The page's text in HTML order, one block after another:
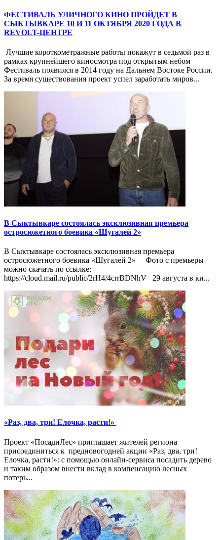
ФЕСТИВАЛЬ УЛИЧНОГО КИНО ПРОЙДЕТ В
СЫКТЫВКАРЕ 10 И 11 ОКТЯБРЯ 2020 ГОДА В
REVOLT-ЦЕНТРЕ
Лучшие короткометражные работы покажут в седьмой раз в
рамках крупнейшего киносмотра под открытым небом
Фестиваль появился в 2014 году на Дальнем Востоке России.
За время существования проект успел заработать миров...
В Сыктывкаре состоялась эксклюзивная премьера
остросюжетного боевика «Шугалей 2»
В Сыктывкаре состоялась эксклюзивная премьера
остросюжетного боевика «Шугалей 2» Фото с премьеры
можно скачать по ссылке:
https://cloud.mail.ru/public/2rH4/4crrBDNhV 29 августа в ки...
«Раз, два, три! Елочка, расти!»
Проект «ПосадиЛес» приглашает жителей региона
присоединиться к предновогодней акции «Раз, два, три!
Елочка, расти!»: с помощью онлайн-сервиса посадить дерево
и таким образом внести вклад в компенсацию лесных
потерь...